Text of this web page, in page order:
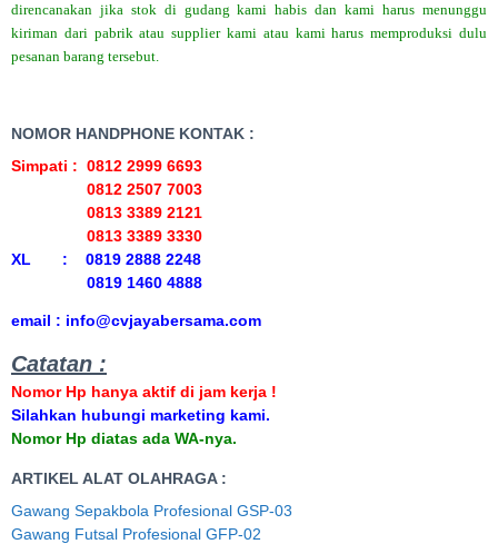
direncanakan jika stok di gudang kami habis dan kami harus menunggu
kiriman dari pabrik atau supplier kami atau kami harus memproduksi dulu
pesanan barang tersebut.
NOMOR HANDPHONE KONTAK :
Simpati : 0812 2999 6693
0812 2507 7003
0813 3389 2121
0813 3389 3330
XL : 0819 2888 2248
0819 1460 4888
email : info@cvjayabersama.com
Catatan :
Nomor Hp hanya aktif di jam kerja !
Silahkan hubungi marketing kami.
Nomor Hp diatas ada WA-nya.
ARTIKEL ALAT OLAHRAGA :
Gawang Sepakbola Profesional GSP-03
Gawang Futsal Profesional GFP-02